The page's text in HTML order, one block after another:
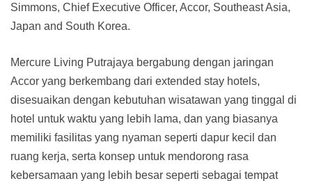
Simmons, Chief Executive Officer, Accor, Southeast Asia,
Japan and South Korea.
Mercure Living Putrajaya bergabung dengan jaringan
Accor yang berkembang dari extended stay hotels,
disesuaikan dengan kebutuhan wisatawan yang tinggal di
hotel untuk waktu yang lebih lama, dan yang biasanya
memiliki fasilitas yang nyaman seperti dapur kecil dan
ruang kerja, serta konsep untuk mendorong rasa
kebersamaan yang lebih besar seperti sebagai tempat